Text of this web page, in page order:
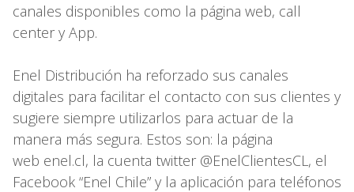
canales disponibles como la página web, call
center y App.
Enel Distribución ha reforzado sus canales
digitales para facilitar el contacto con sus clientes y
sugiere siempre utilizarlos para actuar de la
manera más segura. Estos son: la página
web enel.cl, la cuenta twitter @EnelClientesCL, el
Facebook “Enel Chile” y la aplicación para teléfonos